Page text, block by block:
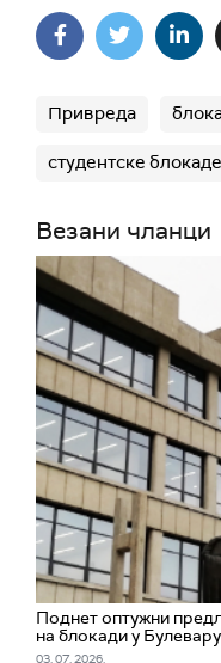
Привреда
студентске
Везани чланци
Поднет оптужни
на блокади у
03. 07. 2026.